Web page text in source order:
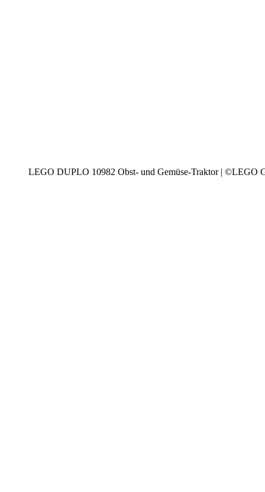
LEGO DUPLO 10982 Obst- und Gemüse-Traktor | ©LEGO